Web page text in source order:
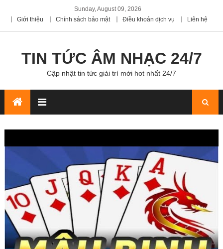
Sunday, August 09, 2026
Giới thiệu
Chính sách bảo mật Điều khoản dịch vụ Liên hệ
TIN TỨC ÂM NHẠC 24/7
Cập nhật tin tức giải trí mới hot nhất 24/7